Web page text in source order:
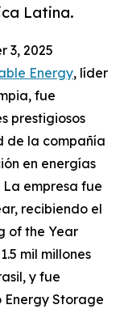
Latina.
3, 2025
Energy, líder
fue
prestigiosos
de la compañía
en energías
empresa fue
recibiendo el
of the Year
mil millones
y fue
Storage